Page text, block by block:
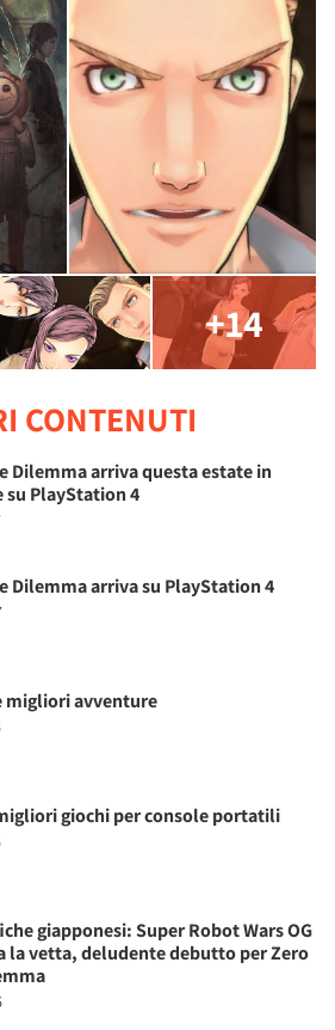
+14
CONTENUTI
Dilemma arriva questa estate in
su PlayStation 4
Dilemma arriva su PlayStation 4
migliori avventure
giochi per console portatili
giapponesi: Super Robot Wars OG
la vetta, deludente debutto per Zero